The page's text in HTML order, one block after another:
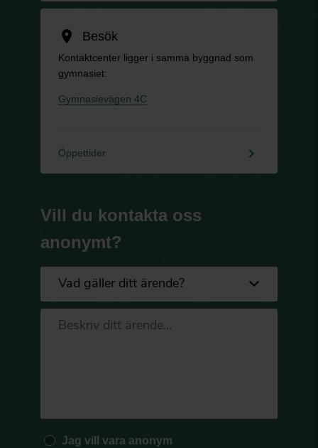
location_on Besök
Kontaktcenter ligger i samma byggnad som
gymnasiet:
Gymnasievägen 4C
Öppettider keyboard_arrow_right
Vill du kontakta oss
anonymt?
Jag vill vara anonym